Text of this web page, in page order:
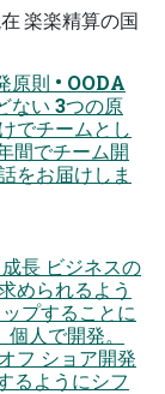
楽楽精算の国
原則 • OODA
ない 3つの原
でチームとし
間でチーム開
をお届けしま
長 ビジネスの
められるよう
プすることに
人で開発。
フ ショア開発
るようにシフ